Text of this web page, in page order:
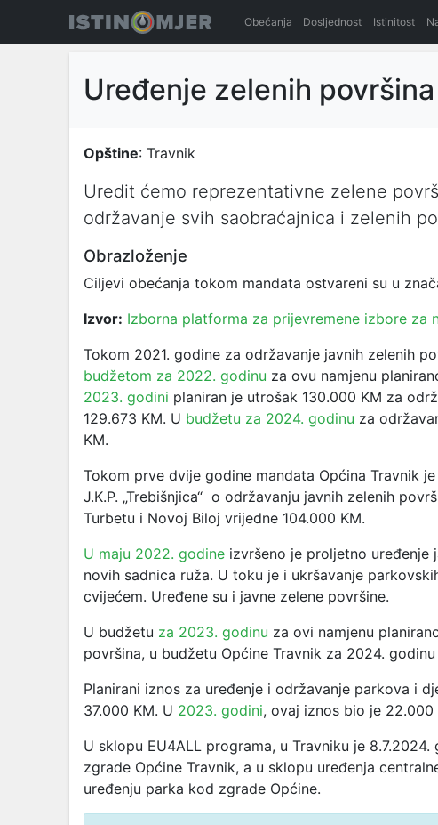
Obećanja Dosljednost Istinitost
Uređenje zelenih površina
Opštine: Travnik
Uredit ćemo reprezentativne zelene
održavanje svih saobraćajnica i zelenih
Obrazloženje
Ciljevi obećanja tokom mandata ostvareni su u
Izvor: Izborna platforma za prijevremene izbore za
Tokom 2021. godine za održavanje javnih zelenih
budžetom za 2022. godinu za ovu namjenu
2023. godini planiran je utrošak 130.000 KM za
129.673 KM. U budžetu za 2024. godinu za
KM.
Tokom prve dvije godine mandata Općina Travnik
J.K.P. „Trebišnjica“ o održavanju javnih zelenih
Turbetu i Novoj Biloj vrijedne 104.000 KM.
U maju 2022. godine izvršeno je proljetno
novih sadnica ruža. U toku je i ukršavanje
cvijećem. Uređene su i javne zelene površine.
U budžetu za 2023. godinu za ovi namjenu
površina, u budžetu Općine Travnik za 2024.
Planirani iznos za uređenje i održavanje parkova i
37.000 KM. U 2023. godini, ovaj iznos bio je 22.000
U sklopu EU4ALL programa, u Travniku je 8.7.2024.
zgrade Općine Travnik, a u sklopu uređenja
uređenju parka kod zgrade Općine.